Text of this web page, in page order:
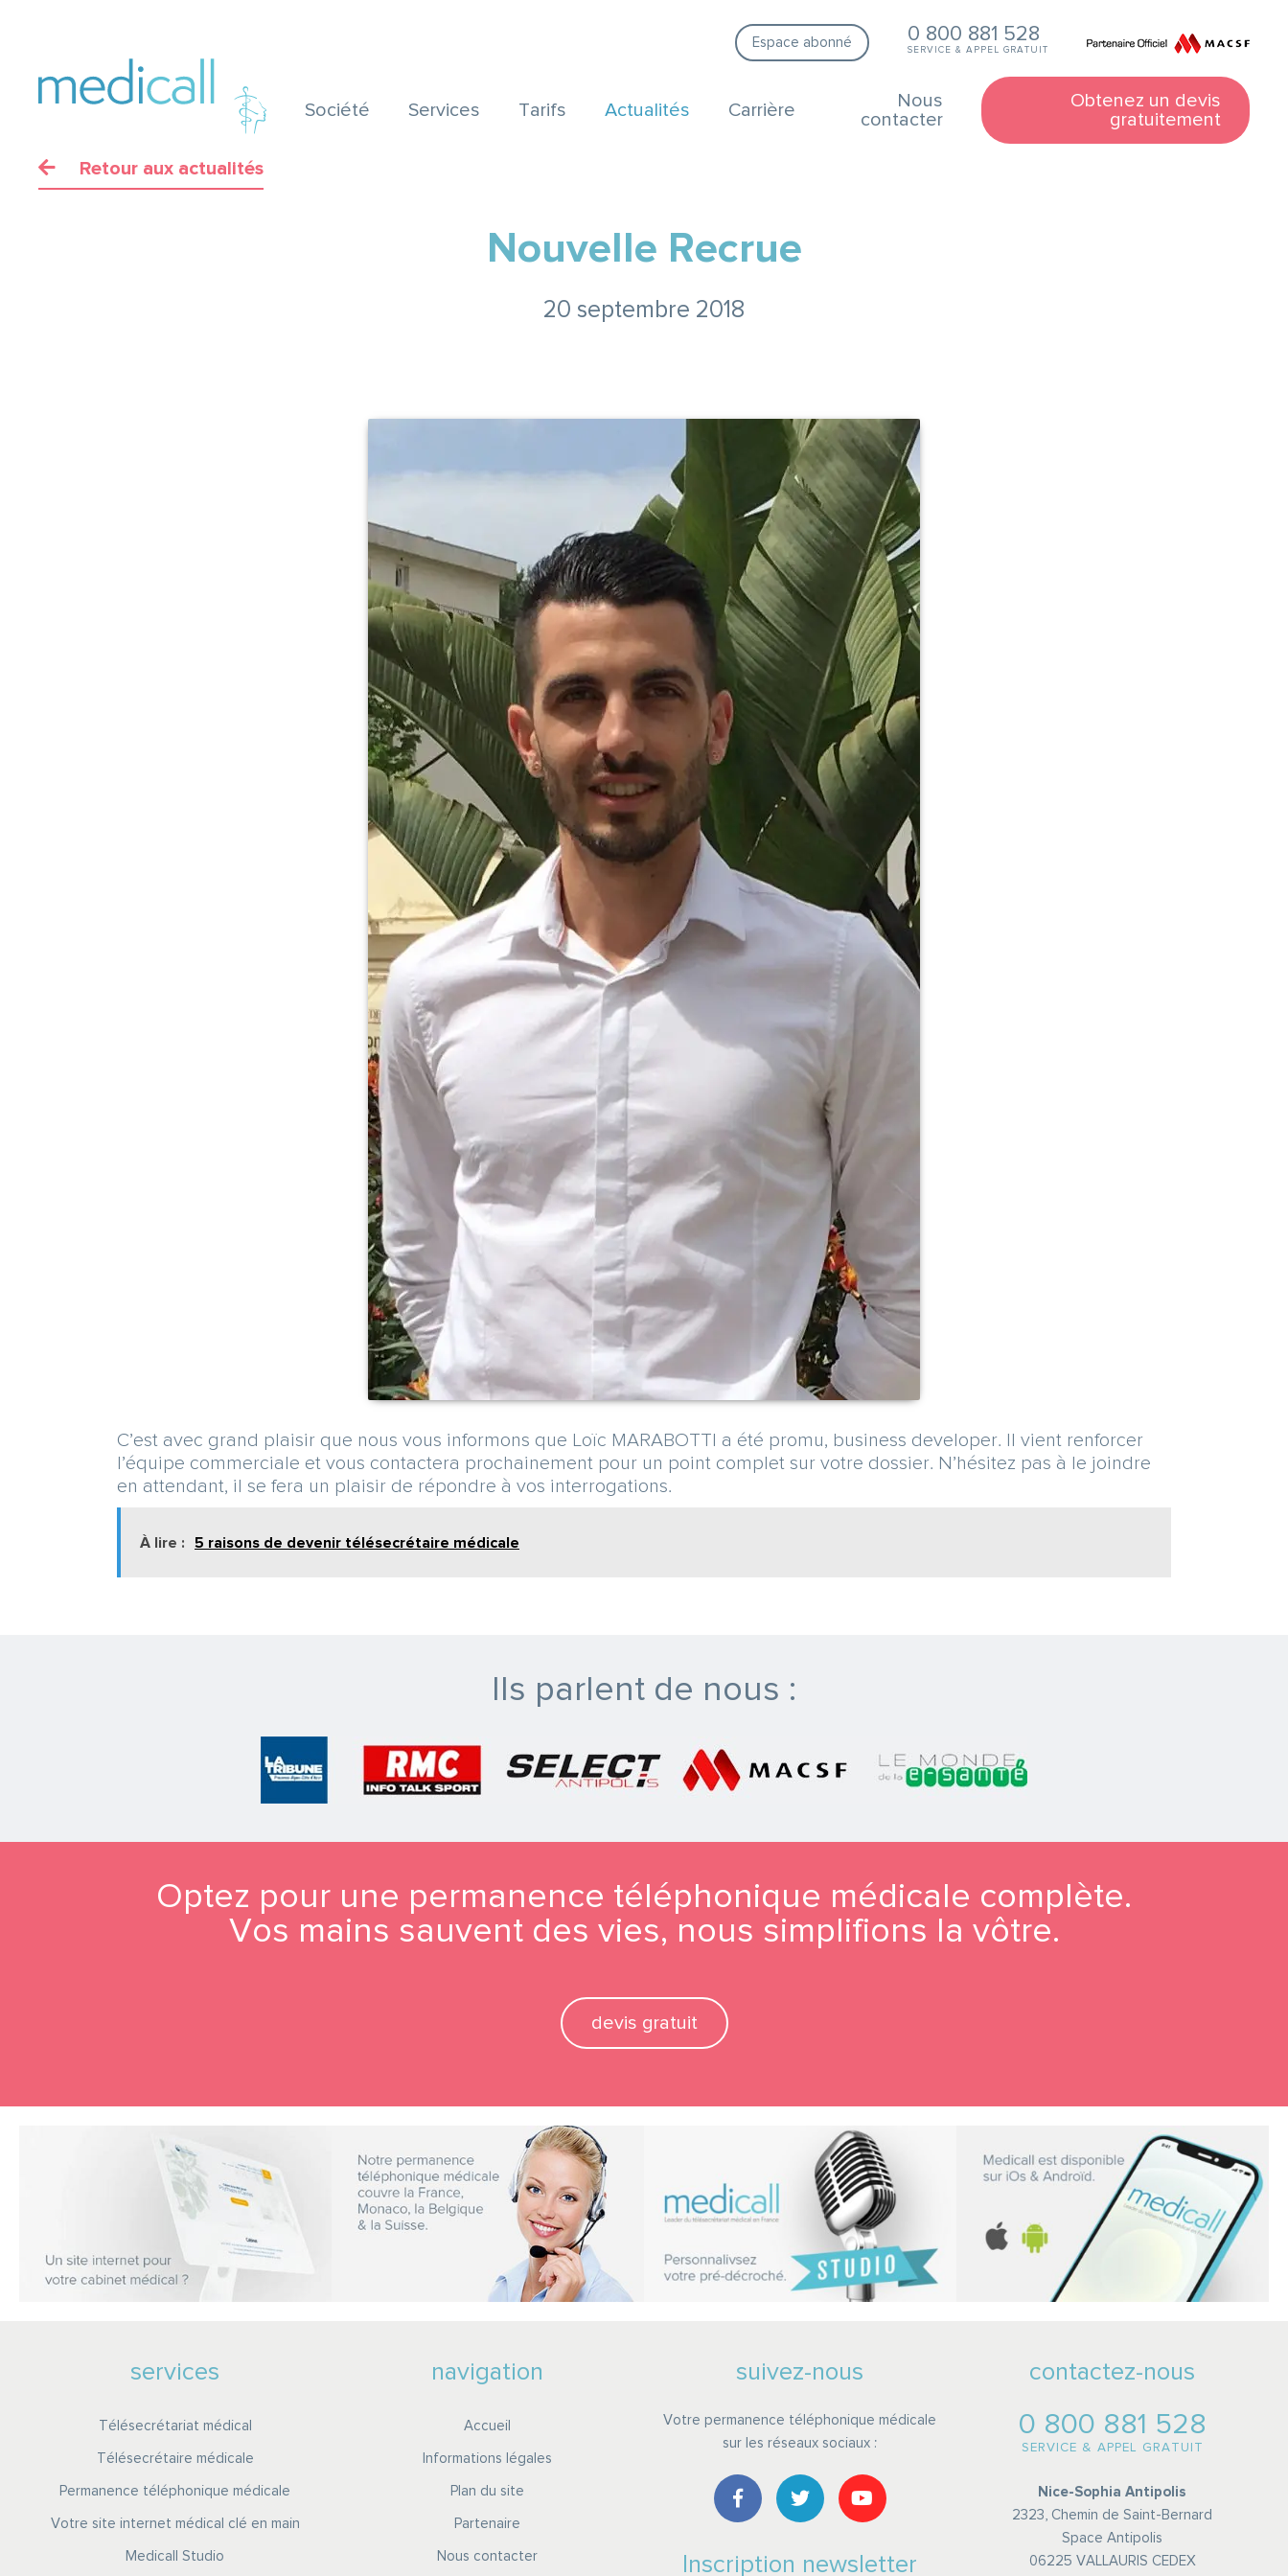
Espace abonné 0 800 881 528
SERVICE & APPEL GRATUIT
Société Services Tarifs Actualités Carrière
Nous
contacter
Obtenez un devis
gratuitement
Retour aux actualités
Nouvelle Recrue
20 septembre 2018
C’est avec grand plaisir que nous vous informons que Loïc MARABOTTI a été promu, business developer. Il vient renforcer
l’équipe commerciale et vous contactera prochainement pour un point complet sur votre dossier. N’hésitez pas à le joindre
en attendant, il se fera un plaisir de répondre à vos interrogations.
À lire : 5 raisons de devenir télésecrétaire médicale
Ils parlent de nous :
Optez pour une permanence téléphonique médicale complète.
Vos mains sauvent des vies, nous simplifions la vôtre.
devis gratuit
services
Télésecrétariat médical
Télésecrétaire médicale
Permanence téléphonique médicale
Votre site internet médical clé en main
Medicall Studio
navigation
Accueil
Informations légales
Plan du site
Partenaire
Nous contacter
suivez-nous
Votre permanence téléphonique médicale
sur les réseaux sociaux :
Inscription newsletter
contactez-nous
0 800 881 528
SERVICE & APPEL GRATUIT
Nice-Sophia Antipolis
2323, Chemin de Saint-Bernard
Space Antipolis
06225 VALLAURIS CEDEX